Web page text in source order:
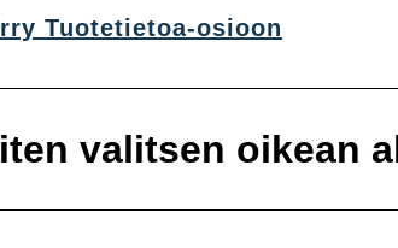
Tuotetietoa-osioon
valitsen oikean